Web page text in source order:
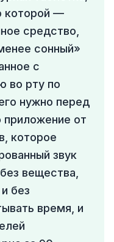
которой —
средство,
сонный»
с
во рту по
нужно перед
от
которое
звук
вещества,
без
время, и